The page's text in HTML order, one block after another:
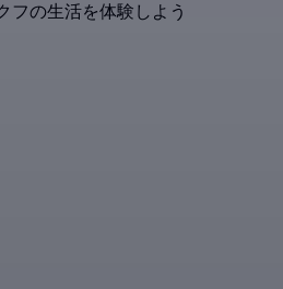
フの生活を体験しよう